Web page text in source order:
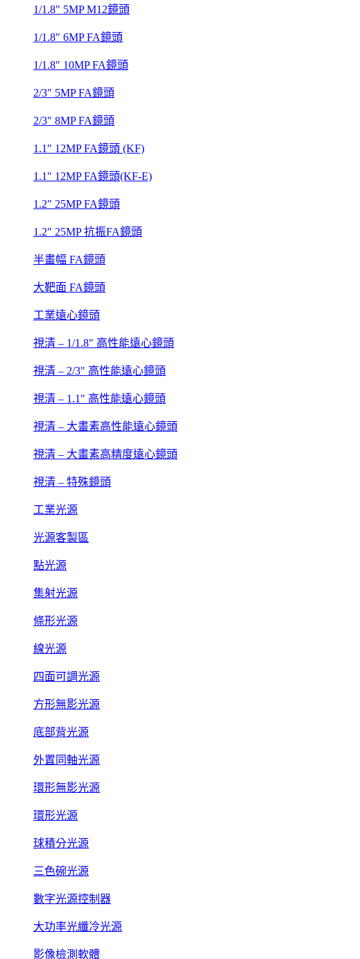
1/1.8" 5MP M12鏡頭
1/1.8" 6MP FA鏡頭
1/1.8" 10MP FA鏡頭
2/3" 5MP FA鏡頭
2/3" 8MP FA鏡頭
1.1" 12MP FA鏡頭 (KF)
1.1" 12MP FA鏡頭(KF-E)
1.2" 25MP FA鏡頭
1.2" 25MP 抗振FA鏡頭
半畫幅 FA鏡頭
大靶面 FA鏡頭
工業遠心鏡頭
視清 – 1/1.8" 高性能遠心鏡頭
視清 – 2/3" 高性能遠心鏡頭
視清 – 1.1" 高性能遠心鏡頭
視清 – 大畫素高性能遠心鏡頭
視清 – 大畫素高精度遠心鏡頭
視清 – 特殊鏡頭
工業光源
光源客製區
點光源
集射光源
條形光源
線光源
四面可調光源
方形無影光源
底部背光源
外置同軸光源
環形無影光源
環形光源
球積分光源
三色碗光源
數字光源控制器
大功率光纖冷光源
影像檢測軟體